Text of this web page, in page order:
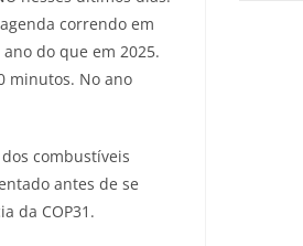
correndo em
do que em 2025.
minutos. No ano
combustíveis
antes de se
da COP31.